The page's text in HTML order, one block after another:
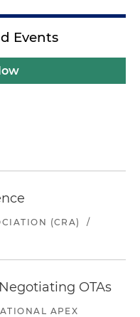
Events
(CRA)
/
OTAs
APEX